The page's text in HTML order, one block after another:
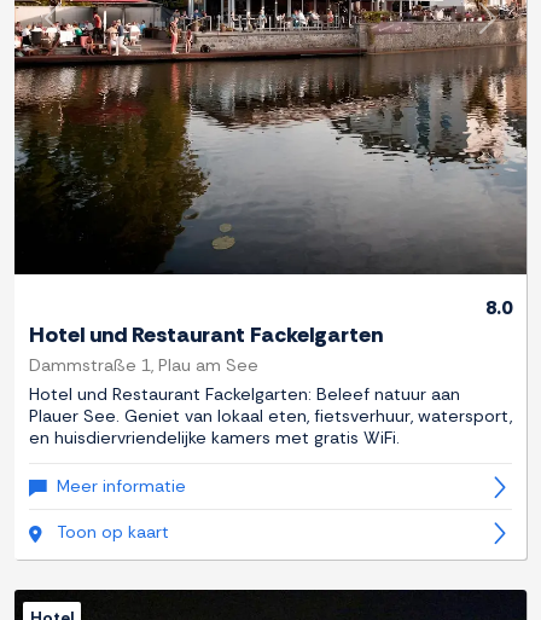
Previous Next
8.0
Hotel und Restaurant Fackelgarten
Dammstraße 1, Plau am See
Hotel und Restaurant Fackelgarten: Beleef natuur aan
Plauer See. Geniet van lokaal eten, fietsverhuur, watersport,
en huisdiervriendelijke kamers met gratis WiFi.
Meer informatie
Toon op kaart